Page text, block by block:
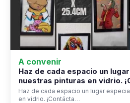
A convenir
Haz de cada espacio un
nuestras pinturas en vidrio.
Haz de cada espacio un lugar
en vidrio. ¡Contácta…